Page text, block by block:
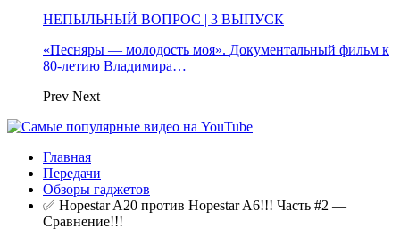
НЕПЫЛЬНЫЙ ВОПРОС | 3 ВЫПУСК
«Песняры — молодость моя». Документальный фильм к
80-летию Владимира…
Prev Next
Главная
Передачи
Обзоры гаджетов
✅ Hopestar A20 против Hopestar A6!!! Часть #2 —
Сравнение!!!